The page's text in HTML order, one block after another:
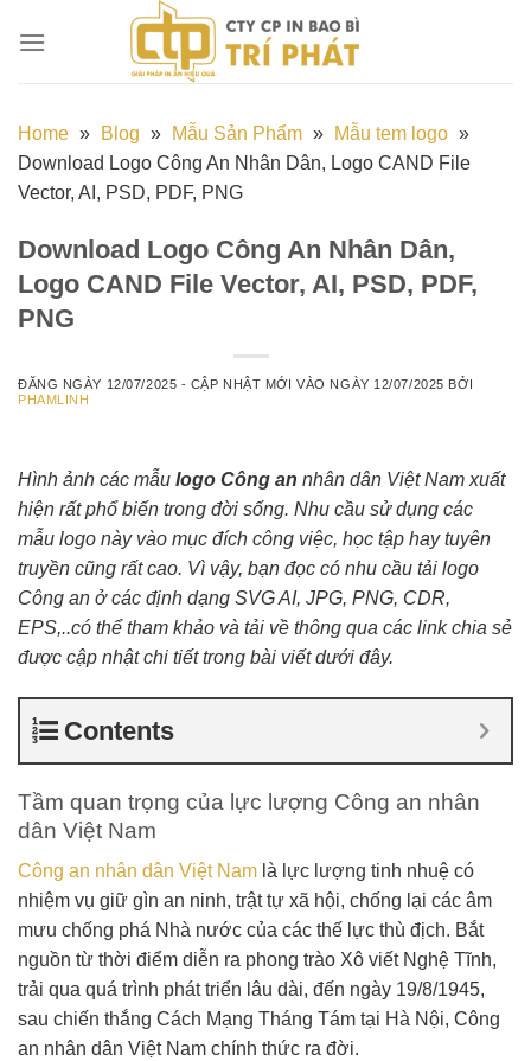
đến
Home » Blog » Mẫu Sản Phẩm » Mẫu tem logo »
Download Logo Công An Nhân Dân, Logo CAND File
Vector, AI, PSD, PDF, PNG
Download Logo Công An Nhân Dân,
Logo CAND File Vector, AI, PSD, PDF,
PNG
ĐĂNG NGÀY 12/07/2025 - CẬP NHẬT MỚI VÀO NGÀY 12/07/2025 BỞI
PHAMLINH
Hình ảnh các mẫu logo Công an nhân dân Việt Nam xuất
hiện rất phổ biến trong đời sống. Nhu cầu sử dụng các
mẫu logo này vào mục đích công việc, học tập hay tuyên
truyền cũng rất cao. Vì vậy, bạn đọc có nhu cầu tải logo
Công an ở các định dạng SVG AI, JPG, PNG, CDR,
EPS,..có thể tham khảo và tải về thông qua các link chia sẻ
được cập nhật chi tiết trong bài viết dưới đây.
Contents
Tầm quan trọng của lực lượng Công an nhân
dân Việt Nam
Công an nhân dân Việt Nam là lực lượng tinh nhuệ có
nhiệm vụ giữ gìn an ninh, trật tự xã hội, chống lại các âm
mưu chống phá Nhà nước của các thế lực thù địch. Bắt
nguồn từ thời điểm diễn ra phong trào Xô viết Nghệ Tĩnh,
trải qua quá trình phát triển lâu dài, đến ngày 19/8/1945,
sau chiến thắng Cách Mạng Tháng Tám tại Hà Nội, Công
an nhân dân Việt Nam chính thức ra đời.